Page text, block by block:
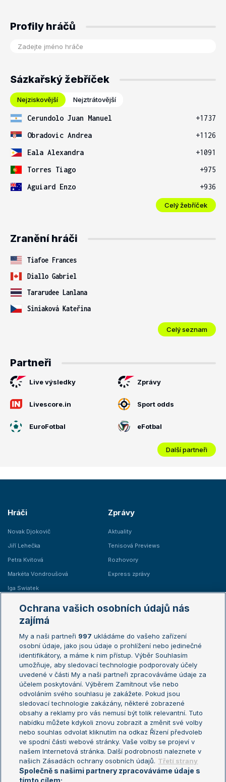
Profily hráčů
Sázkařský žebříček
Nejziskovější Nejztrátovější
Cerundolo Juan Manuel
+1737
Obradovic Andrea
+1126
Eala Alexandra
+1091
Torres Tiago
+975
Aguiard Enzo
+936
Celý žebříček
Zranění hráči
Tiafoe Frances
Diallo Gabriel
Tararudee Lanlana
Siniaková Kateřina
Celý seznam
Partneři
Live výsledky Zprávy
Livescore.in Sport odds
EuroFotbal eFotbal
Další partneři
Hráči
Novak Djokovič
Jiří Lehečka
Petra Kvitová
Markéta Vondroušová
Iga Swiatek
Zprávy
Aktuality
Tenisová Previews
Rozhovory
Express zprávy
Žebříčky
Žebříček ATP (muži)
Žebříček WTA (ženy)
Sázkařský žebříček
Australian Open
French Open
Wimbledon
US Open
Turnaj mistrů
Turnaj mistryň
Aktualní trendy
Fotbalové přestupy
Livesport Daily
LS Prague Open
Ochrana vašich osobních údajů nás
zajímá
My a naši partneři 997 ukládáme do vašeho zařízení
osobní údaje, jako jsou údaje o prohlížení nebo jedinečné
identifikátory, a máme k nim přístup. Výběr Souhlasím
umožňuje, aby sledovací technologie podporovaly účely
uvedené v části My a naši partneři zpracováváme údaje za
účelem poskytování. Výběrem Zamítnout vše nebo
odvoláním svého souhlasu je zakážete. Pokud jsou
sledovací technologie zakázány, některé zobrazené
obsahy a reklamy pro vás nemusí být tolik relevantní. Tuto
nabídku můžete kdykoli znovu zobrazit a změnit své volby
nebo souhlas odvolat kliknutím na odkaz Řízení předvoleb
ve spodní části webové stránky. Vaše volby se projeví v
našem Internetová stránka. Další podrobnosti naleznete v
našich Zásadách ochrany osobních údajů. Třetí strany
Společně s našimi partnery zpracováváme údaje s
tímto cílem: